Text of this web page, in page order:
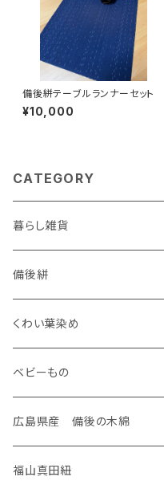
備後絣テーブルランナーセット
¥10,000
CATEGORY
暮らし雑貨
ケース
名刺入れ
がま口
装飾雑貨
ネックレス
タックピン
生活雑貨
マスク
備後絣
座布団
くわい葉染め
御守り
御朱印帳
筆記帳
ベビーもの
広島県産 備後の木綿
福山真田紐